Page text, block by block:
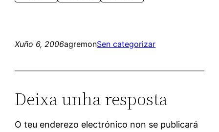
Xuño 6, 2006agremonSen categorizar
Deixa unha resposta
O teu enderezo electrónico non se publicará